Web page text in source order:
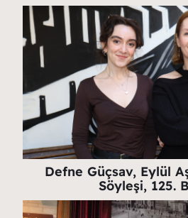
Defne Güçsav, Eylül
Söyleşi, 125.